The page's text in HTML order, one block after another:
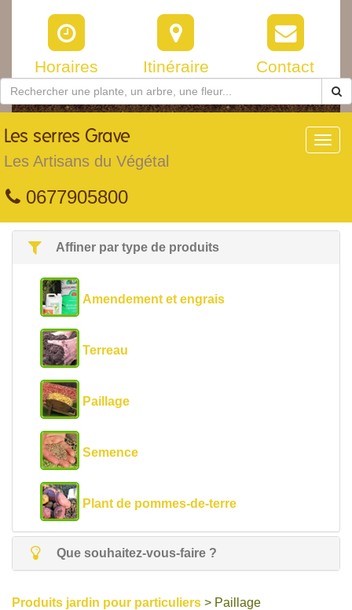
Horaires Itinéraire Contact
Les serres Grave
Les Artisans du Végétal
0677905800
Affiner par type de produits
Amendement et engrais
Terreau
Paillage
Semence
Plant de pommes-de-terre
Que souhaitez-vous-faire ?
Produits jardin pour particuliers > Paillage